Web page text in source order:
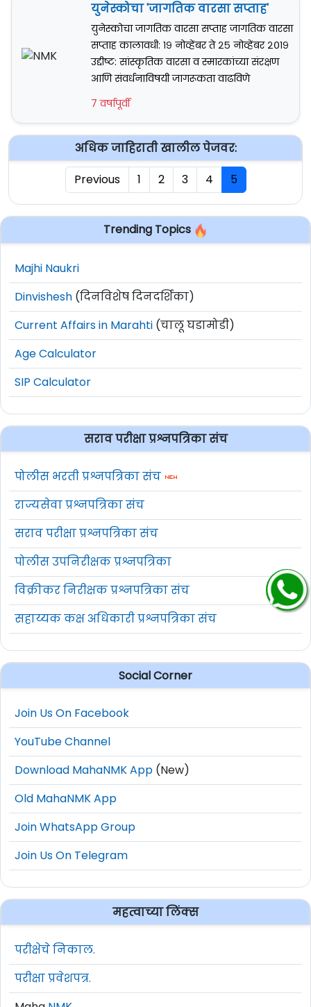
युनेस्कोचा 'जागतिक वारसा सप्ताह'
युनेस्कोचा जागतिक वारसा सप्ताह जागतिक वारसा
सप्ताह कालावधी: १९ नोव्हेंबर ते २५ नोव्हेंबर २०१९
उद्दीष्ट: सांस्कृतिक वारसा व स्मारकांच्या संरक्षण
आणि संवर्धनाविषयी जागरूकता वाढविणे
7 वर्षापूर्वी
अधिक जाहिराती खालील पेजवर:
Previous
1 2 3 4 5
Trending Topics
Majhi Naukri
Dinvishesh (दिनविशेष दिनदर्शिका)
Current Affairs in Marahti (चालू घडामोडी)
Age Calculator
SIP Calculator
सराव परीक्षा प्रश्नपत्रिका संच
पोलीस भरती प्रश्नपत्रिका संच
राज्यसेवा प्रश्नपत्रिका संच
सराव परीक्षा प्रश्नपत्रिका संच
पोलीस उपनिरीक्षक प्रश्नपत्रिका
विक्रीकर निरीक्षक प्रश्नपत्रिका संच
सहाय्यक कक्ष अधिकारी प्रश्नपत्रिका संच
Social Corner
Join Us On Facebook
YouTube Channel
Download MahaNMK App (New)
Old MahaNMK App
Join WhatsApp Group
Join Us On Telegram
महत्वाच्या लिंक्स
परीक्षेचे निकाल.
परीक्षा प्रवेशपत्र.